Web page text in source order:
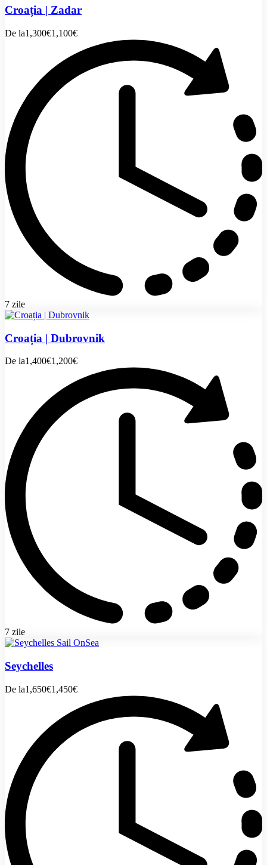
Croația | Zadar
De la1,300€1,100€
7 zile
Croația | Dubrovnik
De la1,400€1,200€
7 zile
Seychelles
De la1,650€1,450€